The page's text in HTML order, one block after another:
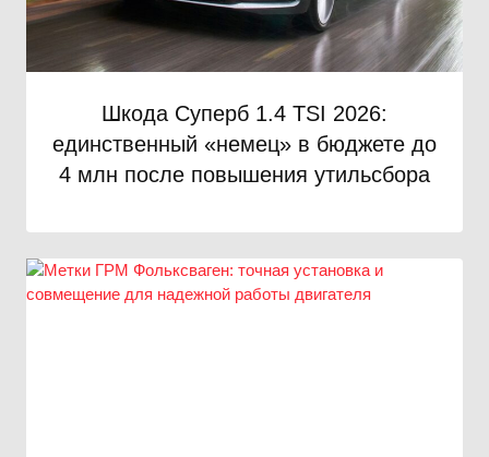
Шкода Суперб 1.4 TSI 2026:
единственный «немец» в бюджете до
4 млн после повышения утильсбора